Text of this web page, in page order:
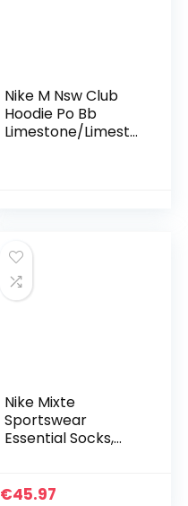
Nike M Nsw Club
Hoodie Po Bb
Limestone/Limesto
Nike Mixte
Sportswear
Essential Socks,
€45.97